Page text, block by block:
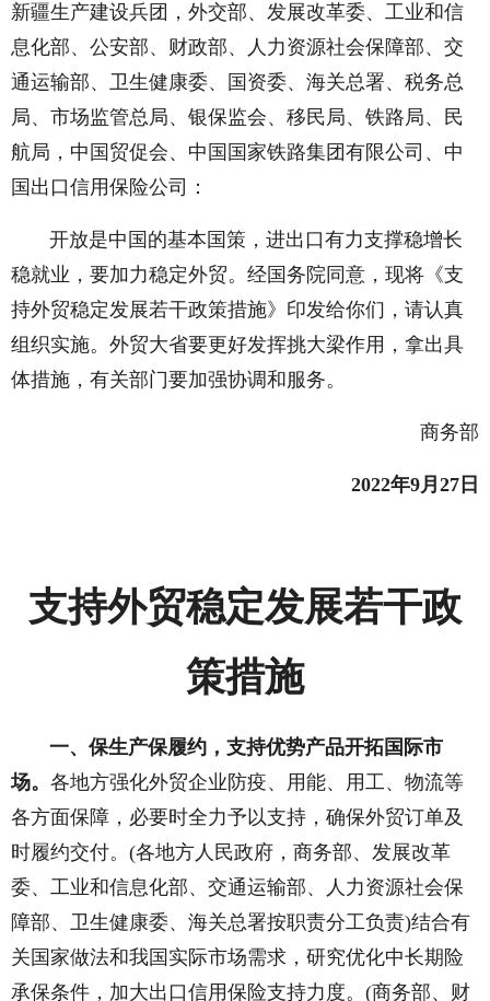
新疆生产建设兵团，外交部、发展改革委、工业和信
息化部、公安部、财政部、人力资源社会保障部、交
通运输部、卫生健康委、国资委、海关总署、税务总
局、市场监管总局、银保监会、移民局、铁路局、民
航局，中国贸促会、中国国家铁路集团有限公司、中
国出口信用保险公司：
开放是中国的基本国策，进出口有力支撑稳增长
稳就业，要加力稳定外贸。经国务院同意，现将《支
持外贸稳定发展若干政策措施》印发给你们，请认真
组织实施。外贸大省要更好发挥挑大梁作用，拿出具
体措施，有关部门要加强协调和服务。
商务部
2022年9月27日
支持外贸稳定发展若干政
策措施
一、保生产保履约，支持优势产品开拓国际市
场。 各地方强化外贸企业防疫、用能、用工、物流等
各方面保障，必要时全力予以支持，确保外贸订单及
时履约交付。(各地方人民政府，商务部、发展改革
委、工业和信息化部、交通运输部、人力资源社会保
障部、卫生健康委、海关总署按职责分工负责)结合有
关国家做法和我国实际市场需求，研究优化中长期险
承保条件，加大出口信用保险支持力度。(商务部、财